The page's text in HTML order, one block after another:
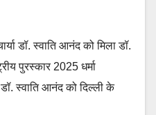
डॉ. स्वाति आनंद को मिला डॉ.
पुरस्कार 2025 धर्मा
स्वाति आनंद को दिल्ली के